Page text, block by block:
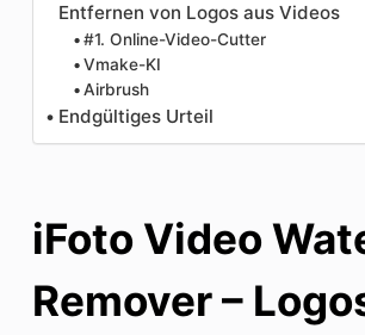
Entfernen von Logos aus Videos
#1. Online-Video-Cutter
Vmake-KI
Airbrush
Endgültiges Urteil
iFoto Video
Remover –